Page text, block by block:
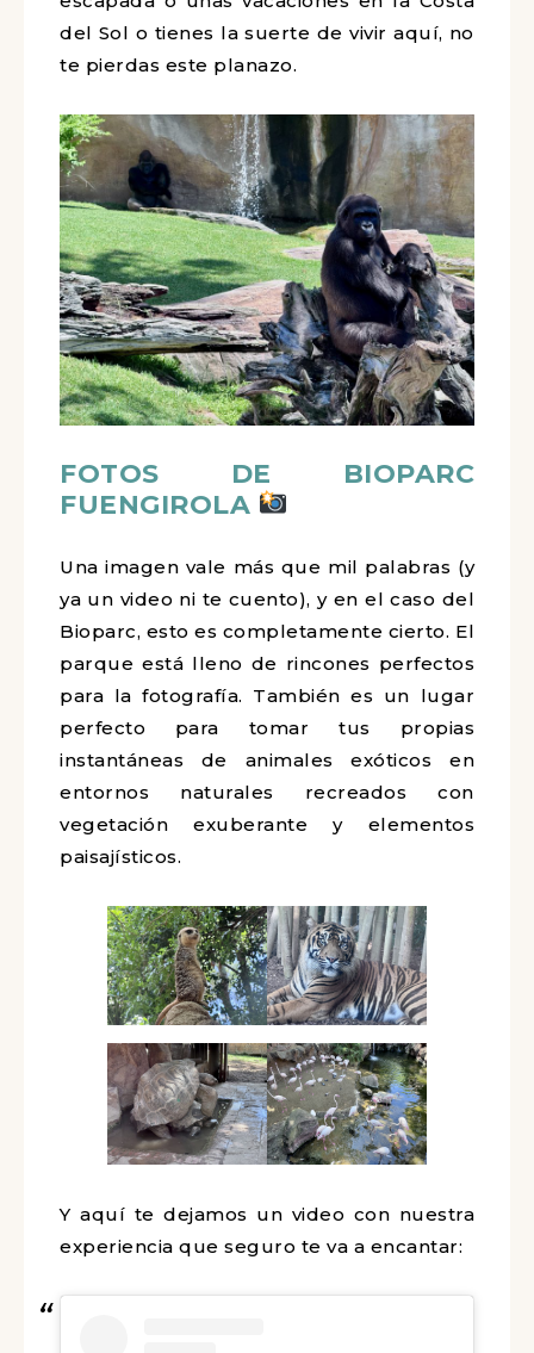
del Sol o tienes la suerte de vivir aquí, no
te pierdas este planazo.
FOTOS DE BIOPARC
FUENGIROLA
Una imagen vale más que mil palabras (y
ya un video ni te cuento), y en el caso del
Bioparc, esto es completamente cierto. El
parque está lleno de rincones perfectos
para la fotografía. También es un lugar
perfecto para tomar tus propias
instantáneas de animales exóticos en
entornos naturales recreados con
vegetación exuberante y elementos
paisajísticos.
Y aquí te dejamos un video con nuestra
experiencia que seguro te va a encantar: